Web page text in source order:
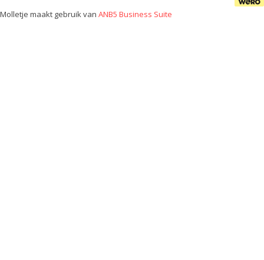
Molletje maakt gebruik van ANB5 Business Suite